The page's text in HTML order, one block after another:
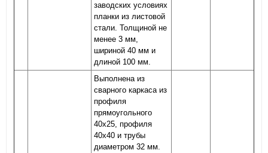
заводских условиях
планки из листовой
стали. Толщиной не
менее 3 мм,
шириной 40 мм и
длиной 100 мм.
Выполнена из
сварного каркаса из
профиля
прямоугольного
40х25, профиля
40х40 и трубы
диаметром 32 мм.